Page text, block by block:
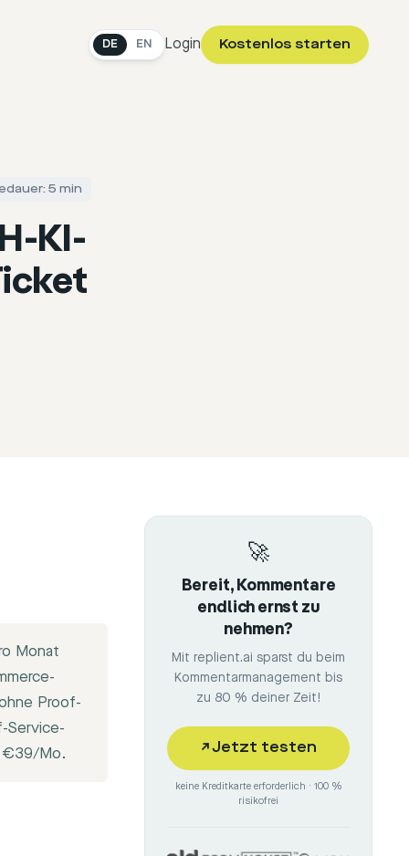
DE EN Login Kostenlos starten
5 min
KI-
Monat
Proof-
Service-
€39/Mo.
🚀
Bereit, Kommentare
endlich ernst zu
nehmen?
Mit replient.ai sparst du beim
Kommentarmanagement bis
zu 80 % deiner Zeit!
↗Jetzt testen
keine Kreditkarte erforderlich · 100 %
risikofrei